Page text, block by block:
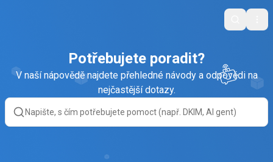
Search
Potřebujete poradit?
V naší nápovědě najdete přehledné návody a odpovědi na
nejčastější dotazy.